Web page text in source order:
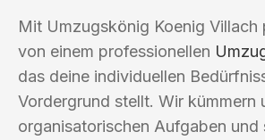
Mit Umzugskönig Koenig Villach
von einem professionellen
das deine individuellen
Vordergrund stellt. Wir kümmern
organisatorischen Aufgaben und